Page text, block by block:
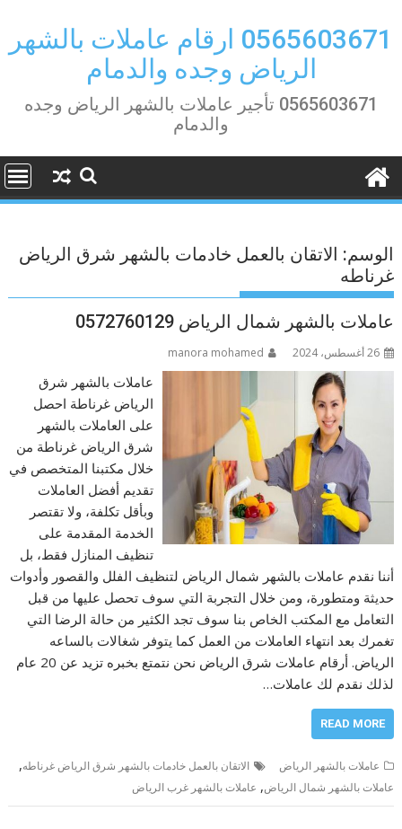
content
0565603671 ارقام عاملات بالشهر
الرياض وجده والدمام
0565603671 تأجير عاملات بالشهر الرياض وجده
والدمام
الوسم: الاتقان بالعمل خادمات بالشهر شرق الرياض
غرناطه
عاملات بالشهر شمال الرياض 0572760129
26 أغسطس، 2024 manora mohamed
عاملات بالشهر شرق
الرياض غرناطة احصل
على العاملات بالشهر
شرق الرياض غرناطة من
خلال مكتبنا المتخصص في
تقديم أفضل العاملات
وبأقل تكلفة، ولا تقتصر
الخدمة المقدمة على
تنظيف المنازل فقط، بل
أننا نقدم عاملات بالشهر شمال الرياض لتنظيف الفلل والقصور وأدوات
حديثة ومتطورة، ومن خلال التجربة التي سوف تحصل عليها من قبل
التعامل مع المكتب الخاص بنا سوف تجد الكثير من حالة الرضا التي
تغمرك بعد انتهاء العاملات من العمل كما يتوفر شغالات بالساعه
الرياض. أرقام عاملات شرق الرياض نحن نتمتع بخبره تزيد عن 20 عام
لذلك نقدم لك عاملات…
READ MORE
عاملات بالشهر الرياض الاتقان بالعمل خادمات بالشهر شرق الرياض غرناطه,
عاملات بالشهر شمال الرياض, عاملات بالشهر غرب الرياض